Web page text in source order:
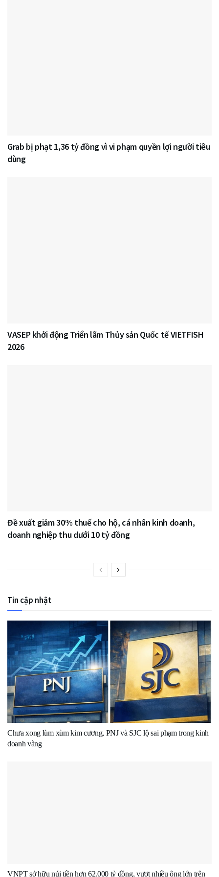
Grab bị phạt 1,36 tỷ đồng vì vi phạm quyền lợi người tiêu
dùng
VASEP khởi động Triển lãm Thủy sản Quốc tế VIETFISH
2026
Đề xuất giảm 30% thuế cho hộ, cá nhân kinh doanh,
doanh nghiệp thu dưới 10 tỷ đồng
Tin cập nhật
Chưa xong lùm xùm kim cương, PNJ và SJC lộ sai phạm trong kinh
doanh vàng
VNPT sở hữu núi tiền hơn 62.000 tỷ đồng, vượt nhiều ông lớn trên